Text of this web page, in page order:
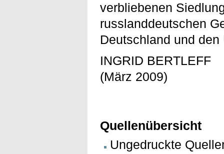
verbliebenen
russlanddeutschen
Deutschland und den
INGRID BERTLEFF
(März 2009)
Quellenübersicht
Ungedruckte